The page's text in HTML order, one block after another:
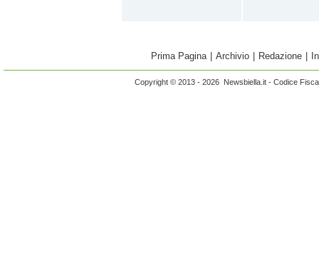
Prima Pagina | Archivio | Redazione |
Copyright © 2013 - 2026 Newsbiella.it - Codice